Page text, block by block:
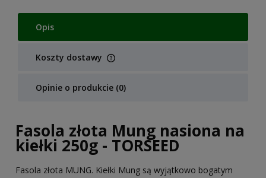
Opis
Koszty dostawy
Cena nie zawiera ewentualnych kosztów płatności
Opinie o produkcie (0)
Fasola złota Mung nasiona na
kiełki 250g - TORSEED
Fasola złota MUNG. Kiełki Mung są wyjątkowo bogatym